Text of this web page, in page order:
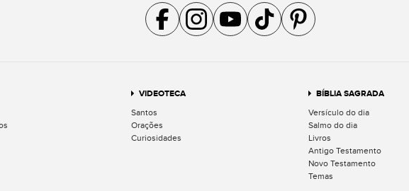
Acompanhe a gente no Facebook
Acompanhe a gente no Instagram
Acompanhe a gente no YouTube
Acompanhe a gente no TikTok
Acompanhe a gente no Pinterest
VIDEOTECA
Santos
Orações
Curiosidades
BÍBLIA SAGRADA
Versículo do dia
Salmo do dia
Livros
Antigo Testamento
Novo Testamento
Temas